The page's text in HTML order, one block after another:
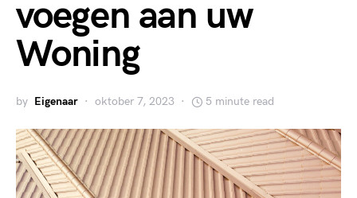
voegen aan uw
Woning
by Eigenaar oktober 7, 2023 5 minute read